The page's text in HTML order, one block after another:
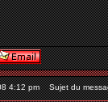
4:12 pm Sujet du